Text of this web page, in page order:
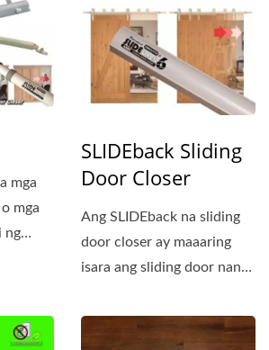
mga
mga
ng
SLIDEback Sliding
Door Closer
Ang SLIDEback na sliding
door closer ay maaaring
isara ang sliding door nang